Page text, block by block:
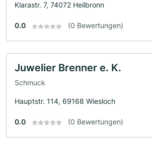
Klarastr. 7, 74072 Heilbronn
0.0 (0 Bewertungen)
Juwelier Brenner e. K.
Schmuck
Hauptstr. 114, 69168 Wiesloch
0.0 (0 Bewertungen)